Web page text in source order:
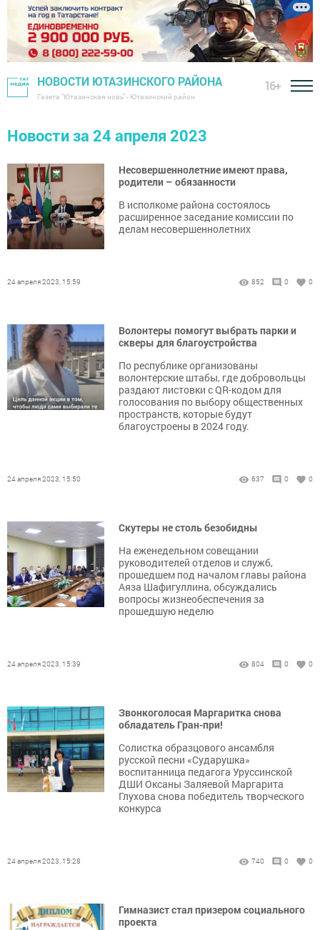
НОВОСТИ ЮТАЗИНСКОГО РАЙОНА
Газета "Ютазинская новь" - Ютазинский район
16+
Новости за 24 апреля 2023
Несовершеннолетние имеют права,
родители – обязанности
В исполкоме района состоялось
расширенное заседание комиссии по
делам несовершеннолетних
24 апреля 2023, 15:59 852 0 0
Волонтеры помогут выбрать парки и
скверы для благоустройства
По республике организованы
волонтерские штабы, где добровольцы
раздают листовки с QR-кодом для
голосования по выбору общественных
пространств, которые будут
благоустроены в 2024 году.
24 апреля 2023, 15:50 637 0 0
Скутеры не столь безобидны
На еженедельном совещании
руководителей отделов и служб,
прошедшем под началом главы района
Аяза Шафигуллина, обсуждались
вопросы жизнеобеспечения за
прошедшую неделю
24 апреля 2023, 15:39 804 0 0
Звонкоголосая Маргаритка снова
обладатель Гран-при!
Солистка образцового ансамбля
русской песни «Сударушка»
воспитанница педагога Уруссинской
ДШИ Оксаны Заляевой Маргарита
Глухова снова победитель творческого
конкурса
24 апреля 2023, 15:28 740 0 0
Гимназист стал призером социального
проекта